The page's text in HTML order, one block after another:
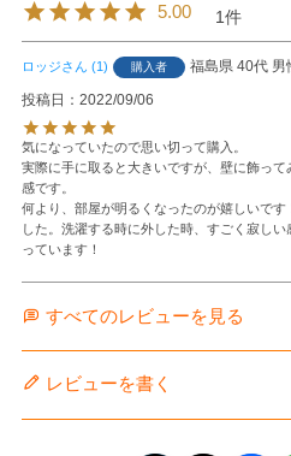
5.00 1
ロッジ 1 購入者 福島県 40代 男
投稿日
2022/09/06
気になっていたので思い切って購入。
実際に手に取ると大きいですが、壁に飾っ
感です。
何より、部屋が明るくなったのが嬉しいで
した。洗濯する時に外した時、すごく寂し
っています！
すべてのレビューを見る
レビューを書く